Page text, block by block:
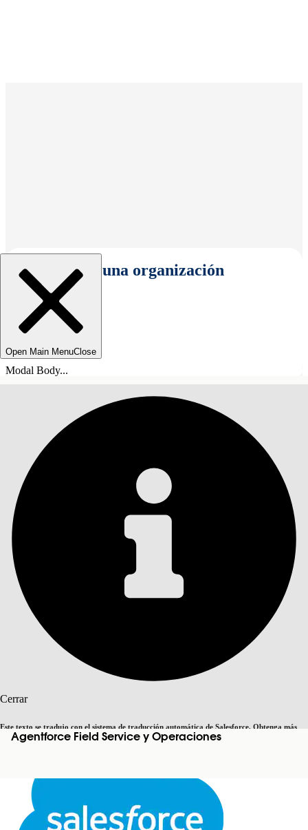
Seleccionar una organización
Open Main MenuClose
Modal Body...
Cerrar
Este texto se tradujo con el sistema de traducción automática de Salesforce. Obtenga más
detallesaquí. Cambiar a inglés Ahora no
Cerrar Cerrar
Agentforce Field Service y Operaciones
Índice de materias
ÍNDICE DE MATERIAS
Buscar